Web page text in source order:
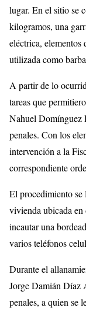
lugar. En el sitio se
kilogramos, una
eléctrica, elementos
utilizada como
A partir de lo
tareas que
Nahuel Domínguez
penales. Con los
intervención a la
correspondiente
El procedimiento se
vivienda ubicada
incautar una
varios teléfonos
Durante el
Jorge Damián Díaz
penales, a quien se